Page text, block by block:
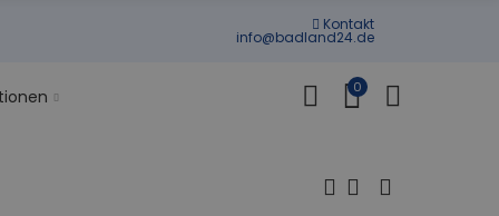
Kontakt
info@badland24.de
0